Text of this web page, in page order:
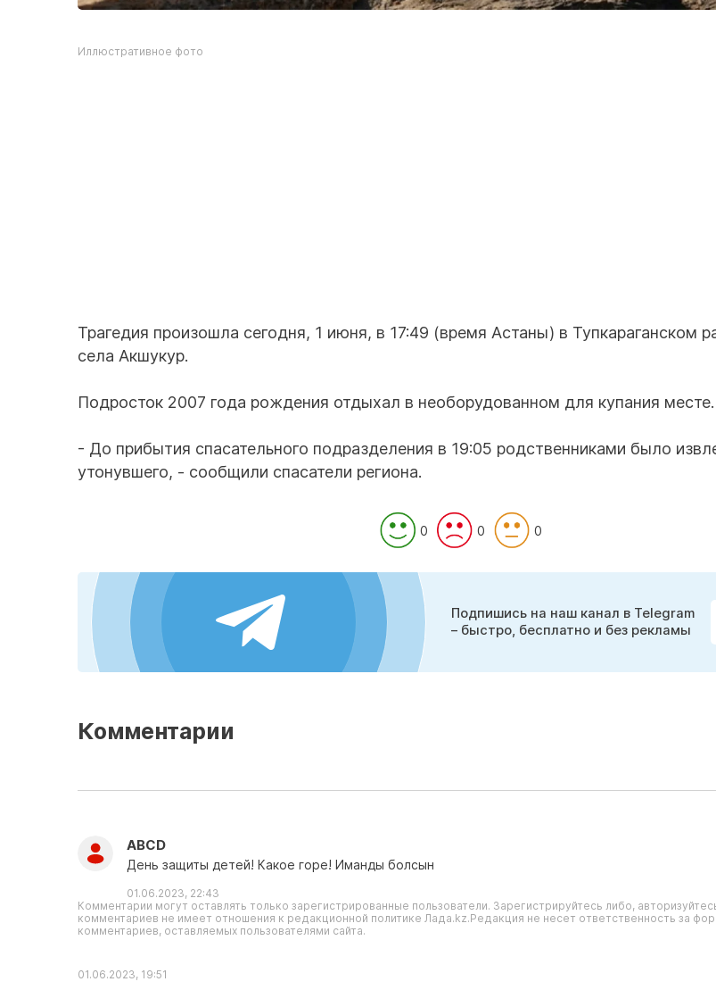
Иллюстративное фото
Трагедия произошла сегодня, 1 июня, в 17:49 (время Астаны) в Тупкараганском
села Акшукур.
Подросток 2007 года рождения отдыхал в необорудованном для купания месте.
- До прибытия спасательного подразделения в 19:05 родственниками было
утонувшего, - сообщили спасатели региона.
0 0 0
Подпишись на наш канал в Telegram
– быстро, бесплатно и без рекламы
Комментарии
ABCD
День защиты детей! Какое горе! Иманды болсын
01.06.2023, 22:43
Комментарии могут оставлять только зарегистрированные пользователи. Зарегистрируйтесь либо,
комментариев не имеет отношения к редакционной политике Лада.kz.Редакция не несет ответственность за
комментариев, оставляемых пользователями сайта.
01.06.2023, 19:51